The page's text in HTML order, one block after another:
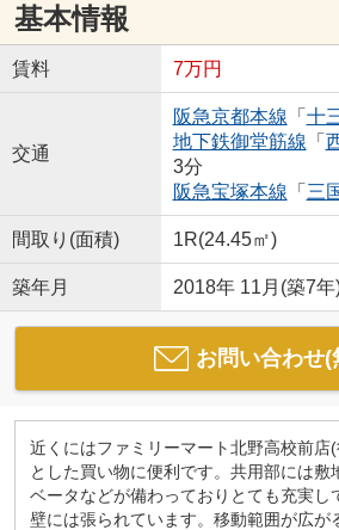
基本情報
賃料 7万円
交通
阪急京都本線 「 十
地下鉄御堂筋線 「
3分
阪急宝塚本線 「 三
間取り(面積) 1R(24.45㎡)
築年月 2018年 11月(築7年
お問い合わせ(
近くにはファミリーマート北野高校前店
とした買い物に便利です。共用部には敷
ベータなどが備わっておりとても充実し
壁には張られています。移動範囲が広が